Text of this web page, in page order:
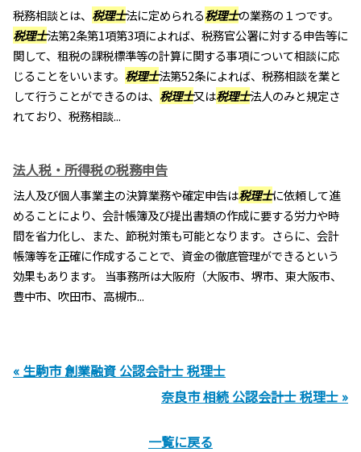
税務相談とは、 税理士法に定められる税理士の業務の１つです。
税理士法第2条第1項第3項によれば、税務官公署に対する申告等に
関して、租税の課税標準等の計算に関する事項について相談に応
じることをいいます。 税理士法第52条によれば、税務相談を業と
して行うことができるのは、 税理士又は税理士法人のみと規定さ
れており、税務相談...
法人税・所得税の税務申告
法人及び個人事業主の決算業務や確定申告は税理士に依頼して進
めることにより、会計帳簿及び提出書類の作成に要する労力や時
間を省力化し、また、節税対策も可能となります。さらに、会計
帳簿等を正確に作成することで、資金の徹底管理ができるという
効果もあります。 当事務所は大阪府（大阪市、堺市、東大阪市、
豊中市、吹田市、高槻市...
« 生駒市 創業融資 公認会計士 税理士
奈良市 相続 公認会計士 税理士 »
一覧に戻る